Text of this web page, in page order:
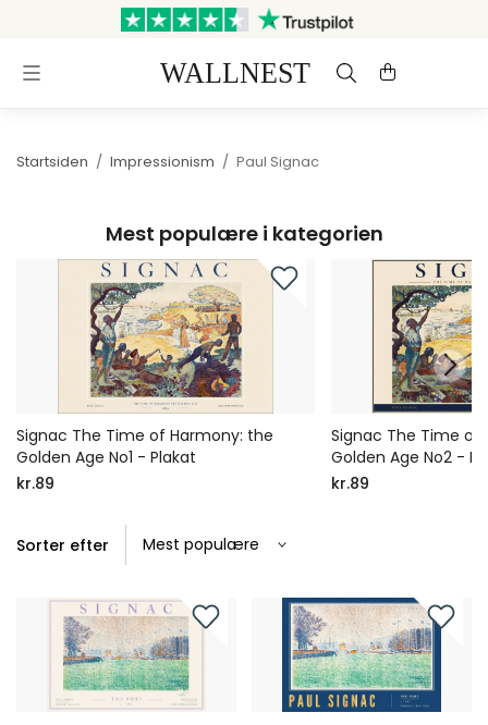
Sendes inden for 3 hverdage Gratis fragt og retur
Startsiden / Impressionism / Paul Signac
Mest populære i kategorien
Signac The Time of Harmony: the
Golden Age No1 - Plakat
kr.89
Signac The Time of
Golden Age No2 -
kr.89
Sorter efter